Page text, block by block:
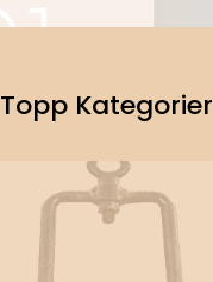
Topp Kategorier